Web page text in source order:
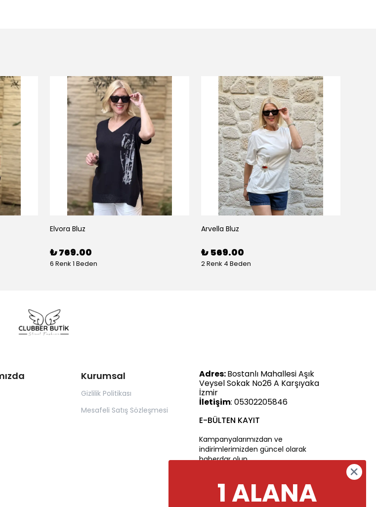
Elvora Bluz
₺ 769.00
6 Renk 1 Beden
Arvella Bluz
₺ 569.00
2 Renk 4 Beden
Kurumsal
Gizlilik Politikası
Mesafeli Satış Sözleşmesi
Adres:Bostanlı Mahallesi Aşık
Veysel Sokak No26 A Karşıyaka
İzmir
İletişim: 05302205846
E-BÜLTEN KAYIT
Kampanyalarımızdan ve
indirimlerimizden güncel olarak
haberdar olun.
1 ALANA